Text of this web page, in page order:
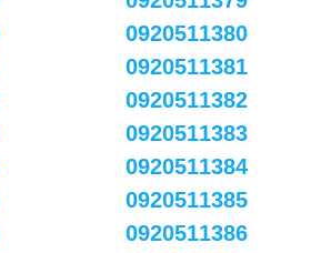
0920511380
0920511381
0920511382
0920511383
0920511384
0920511385
0920511386